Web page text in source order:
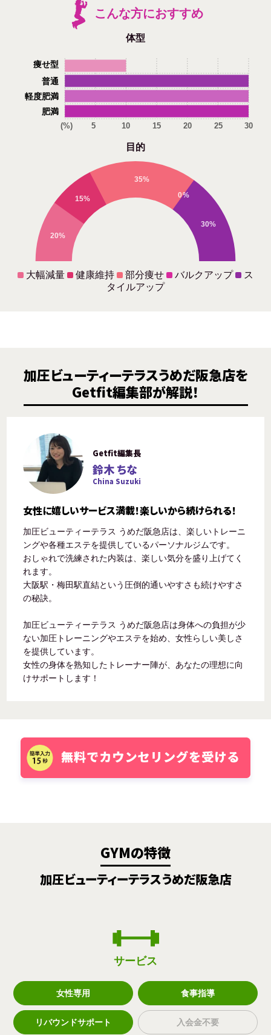
こんな方におすすめ
体型
肥満
軽度肥満
普通
痩せ型
(%) 5 10 15 20 25 30
目的
20%
15%
35%
0%
30%
大幅減量 健康維持 部分痩せ バルクアップ
ス
タイルアップ
加圧ビューティーテラスうめだ阪急店を
Getfit編集部が解説！
Getfit編集長
鈴木 ちな
China Suzuki
女性に嬉しいサービス満載！楽しいから続けられる！
加圧ビューティーテラス うめだ阪急店は、楽しいトレーニ
ングや各種エステを提供しているパーソナルジムです。
おしゃれで洗練された内装は、楽しい気分を盛り上げてく
れます。
大阪駅・梅田駅直結という圧倒的通いやすさも続けやすさ
の秘訣。
加圧ビューティーテラス うめだ阪急店は身体への負担が少
ない加圧トレーニングやエステを始め、女性らしい美しさ
を提供しています。
女性の身体を熟知したトレーナー陣が、あなたの理想に向
けサポートします！
GYMの特徴
加圧ビューティーテラスうめだ阪急店
サービス
女性専用 食事指導
リバウンドサポート 入会金不要